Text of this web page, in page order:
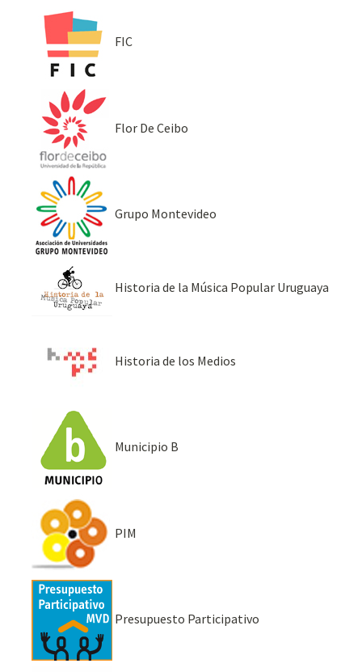
FIC
Flor De Ceibo
Grupo Montevideo
Historia de la Música Popular Uruguaya
Historia de los Medios
Municipio B
PIM
Presupuesto Participativo